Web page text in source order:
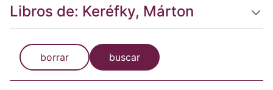
Libros de: Keréfky, Márton
borrar buscar